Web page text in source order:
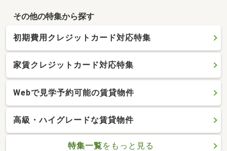
その他の特集から探す
初期費用クレジットカード対応特集
家賃クレジットカード対応特集
Webで見学予約可能の賃貸物件
高級・ハイグレードな賃貸物件
特集一覧をもっと見る